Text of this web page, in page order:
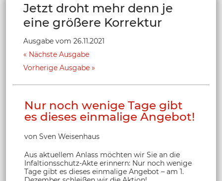
Jetzt droht mehr denn je
eine größere Korrektur
Ausgabe vom 26.11.2021
Nächste Ausgabe
Vorherige Ausgabe
Nur noch wenige Tage gibt
es dieses einmalige Angebot!
von Sven Weisenhaus
Aus aktuellem Anlass möchten wir Sie an die
Infaltionsschutz-Akte erinnern: Nur noch wenige
Tage gibt es dieses einmalige Angebot – am 1.